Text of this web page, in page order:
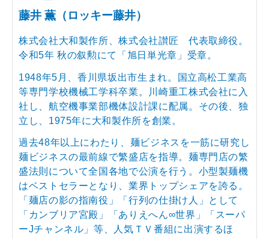
藤井 薫（ロッキー藤井）
株式会社大和製作所、株式会社讃匠 代表取締役。
令和5年 秋の叙勲にて「旭日単光章」受章。
1948年5月、香川県坂出市生まれ。国立高松工業高
等専門学校機械工学科卒業。川崎重工株式会社に入
社し、航空機事業部機体設計課に配属。その後、独
立し、1975年に大和製作所を創業。
過去48年以上にわたり、麺ビジネスを一筋に研究し
麺ビジネスの最前線で繁盛店を指導。麺専門店の繁
盛法則について全国各地で公演を行う。小型製麺機
はベストセラーとなり、業界トップシェアを誇る。
「麺店の影の指南役」「行列の仕掛け人」として
「カンブリア宮殿」「ありえへん∞世界」「スーパ
ーJチャンネル」等、人気ＴＶ番組に出演するほ